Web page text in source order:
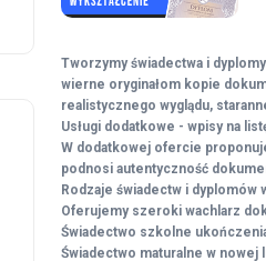
Tworzymy świadectwa i
wierne oryginałom kopie
realistycznego wyglądu,
Usługi dodatkowe - wpisy na
W dodatkowej ofercie
podnosi autentyczność
Rodzaje świadectw i dyplomów
Oferujemy szeroki wachlarz
Świadectwo szkolne
Świadectwo maturalne w nowej